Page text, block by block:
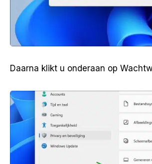
Daarna klikt u onderaan op